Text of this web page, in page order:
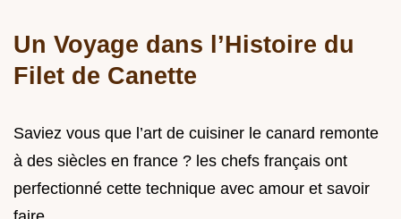
Un Voyage dans l’Histoire du
Filet de Canette
Saviez vous que l’art de cuisiner le canard remonte
à des siècles en france ? les chefs français ont
perfectionné cette technique avec amour et savoir